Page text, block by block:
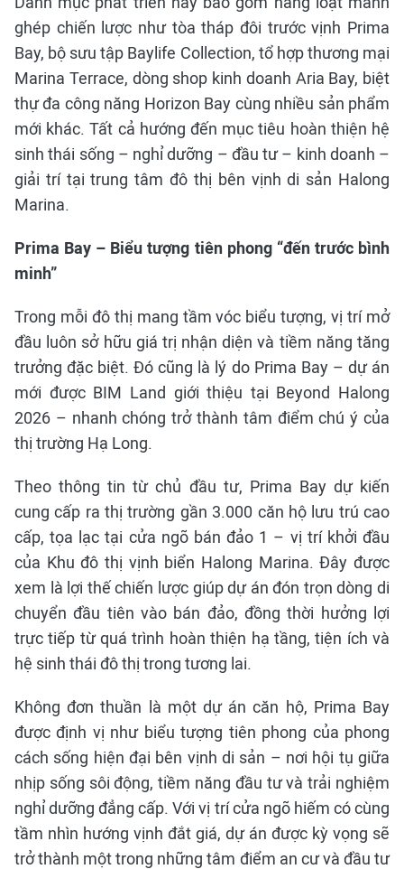
ghép chiến lược như tòa tháp đôi trước vịnh Prima
Bay, bộ sưu tập Baylife Collection, tổ hợp thương mại
Marina Terrace, dòng shop kinh doanh Aria Bay, biệt
thự đa công năng Horizon Bay cùng nhiều sản phẩm
mới khác. Tất cả hướng đến mục tiêu hoàn thiện hệ
sinh thái sống – nghỉ dưỡng – đầu tư – kinh doanh –
giải trí tại trung tâm đô thị bên vịnh di sản Halong
Marina.
Prima Bay – Biểu tượng tiên phong “đến trước bình
minh”
Trong mỗi đô thị mang tầm vóc biểu tượng, vị trí mở
đầu luôn sở hữu giá trị nhận diện và tiềm năng tăng
trưởng đặc biệt. Đó cũng là lý do Prima Bay – dự án
mới được BIM Land giới thiệu tại Beyond Halong
2026 – nhanh chóng trở thành tâm điểm chú ý của
thị trường Hạ Long.
Theo thông tin từ chủ đầu tư, Prima Bay dự kiến
cung cấp ra thị trường gần 3.000 căn hộ lưu trú cao
cấp, tọa lạc tại cửa ngõ bán đảo 1 – vị trí khởi đầu
của Khu đô thị vịnh biển Halong Marina. Đây được
xem là lợi thế chiến lược giúp dự án đón trọn dòng di
chuyển đầu tiên vào bán đảo, đồng thời hưởng lợi
trực tiếp từ quá trình hoàn thiện hạ tầng, tiện ích và
hệ sinh thái đô thị trong tương lai.
Không đơn thuần là một dự án căn hộ, Prima Bay
được định vị như biểu tượng tiên phong của phong
cách sống hiện đại bên vịnh di sản – nơi hội tụ giữa
nhịp sống sôi động, tiềm năng đầu tư và trải nghiệm
nghỉ dưỡng đẳng cấp. Với vị trí cửa ngõ hiếm có cùng
tầm nhìn hướng vịnh đắt giá, dự án được kỳ vọng sẽ
trở thành một trong những tâm điểm an cư và đầu tư